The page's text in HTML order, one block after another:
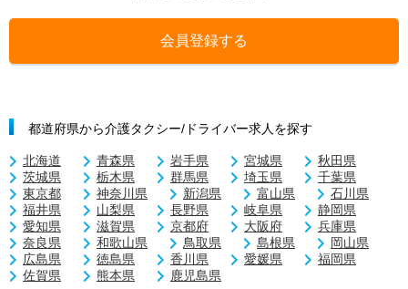
会員登録する
都道府県から介護タクシー/ドライバー求人を探す
北海道 青森県 岩手県 宮城県
秋田県
茨城県
栃木県 群馬県 埼玉県
千葉県
東京都
神奈川県 新潟県 富山県
石川県
福井県
山梨県 長野県 岐阜県
静岡県
愛知県
滋賀県 京都府 大阪府
兵庫県
奈良県
和歌山県 鳥取県 島根県
岡山県
広島県
徳島県 香川県 愛媛県
福岡県
佐賀県
熊本県 鹿児島県